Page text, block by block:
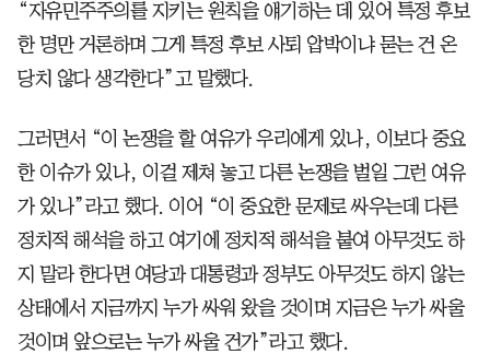
“자유민주주의를 지키는 원칙을 얘기하는 데 있어 특정 후보
한 명만 거론하며 그게 특정 후보 사퇴 압박이냐 묻는 건 온
당치 않다 생각한다”고 말했다.
그러면서 “이 논쟁을 할 여유가 우리에게 있나, 이보다 중요
한 이슈가 있나, 이걸 제쳐 놓고 다른 논쟁을 벌일 그런 여유
가 있나”라고 했다. 이어 “이 중요한 문제로 싸우는데 다른
정치적 해석을 하고 여기에 정치적 해석을 붙여 아무것도 하
지 말라 한다면 여당과 대통령과 정부도 아무것도 하지 않는
상태에서 지금까지 누가 싸워 왔을 것이며 지금은 누가 싸울
것이며 앞으로는 누가 싸울 건가”라고 했다.